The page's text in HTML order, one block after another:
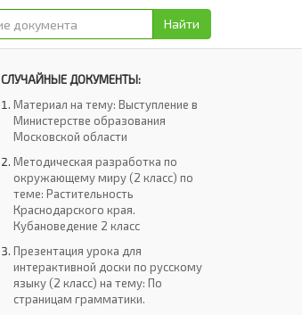
Найти
СЛУЧАЙНЫЕ ДОКУМЕНТЫ:
Материал на тему: Выступление в
Министерстве образования
Московской области
Методическая разработка по
окружающему миру (2 класс) по
теме: Растительность
Краснодарского края.
Кубановедение 2 класс
Презентация урока для
интерактивной доски по русскому
языку (2 класс) на тему: По
страницам грамматики.